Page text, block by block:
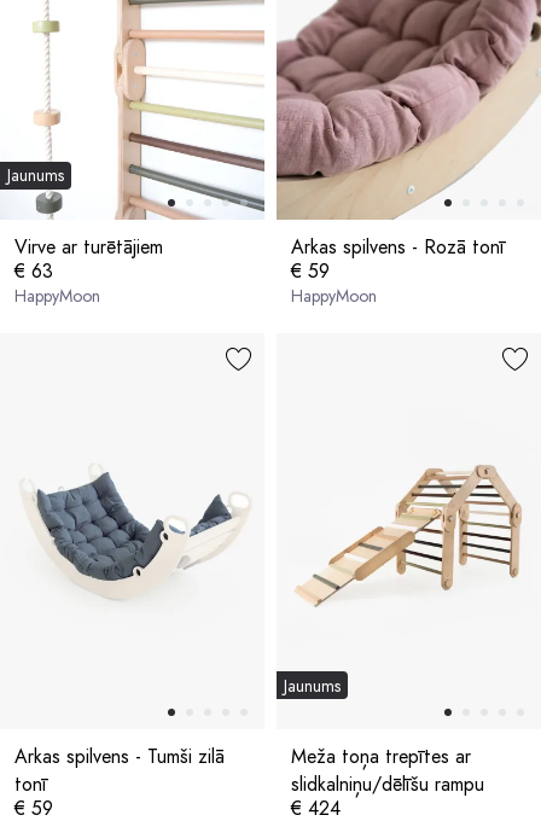
Jaunums
Virve ar turētājiem
€ 63
HappyMoon
Arkas spilvens - Rozā tonī
€ 59
HappyMoon
Arkas spilvens - Tumši zilā
tonī
€ 59
Jaunums
Meža toņa trepītes ar
slidkalniņu/dēlīšu rampu
€ 424